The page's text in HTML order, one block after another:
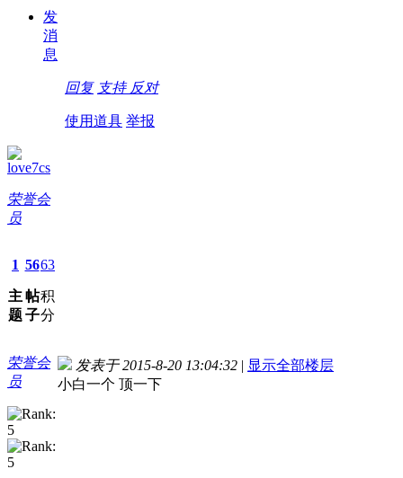
发
消
息
回复 支持 反对
使用道具 举报
love7cs
荣誉会
员
1
主
题
56
帖
子
63
积
分
荣誉会
员
发表于 2015-8-20 13:04:32 | 显示全部楼层
小白一个 顶一下